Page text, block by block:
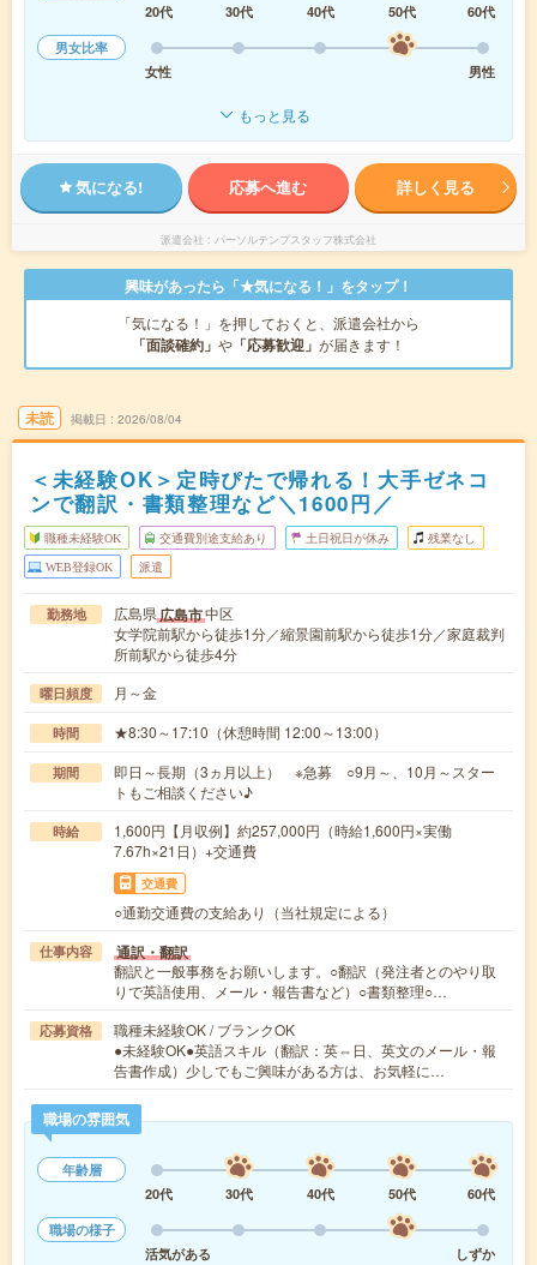
20代
30代 40代 50代
60代
男女比率
女性
男性
もっと見る
気になる! 応募へ進む 詳しく見る
派遣会社 パーソルテンプスタッフ株式会社
興味があったら「★気になる！」をタップ！
「気になる！」を押しておくと、派遣会社から
「面談確約」 や 「応募歓迎」 が届きます！
未読 掲載日 2026/08/04
＜未経験OK＞定時ぴたで帰れる！大手ゼネコ
ンで翻訳・書類整理など＼1600円／
職種未経験OK 交通費別途支給あり 土日祝日が休み 残業なし
WEB登録OK 派遣
勤務地 広島県広島市中区
女学院前駅から徒歩1分／縮景園前駅から徒歩1分／家庭裁判
所前駅から徒歩4分
曜日頻度 月～金
時間 ★8:30～17:10（休憩時間 12:00～13:00）
期間
即日～長期（3ヵ月以上） ※急募 ○9月～、10月～スター
トもご相談ください♪
時給
1,600円【月収例】約257,000円（時給1,600円×実働
7.67h×21日）+交通費
交通費
○通勤交通費の支給あり（当社規定による）
仕事内容 通訳・翻訳
翻訳と一般事務をお願いします。○翻訳（発注者とのやり取
りで英語使用、メール・報告書など）○書類整理○…
応募資格
職種未経験OK / ブランクOK
●未経験OK●英語スキル（翻訳：英⇔日、英文のメール・報
告書作成）少しでもご興味がある方は、お気軽に…
職場の雰囲気
年齢層
20代
30代 40代 50代
60代
職場の様子
活気がある
しずか